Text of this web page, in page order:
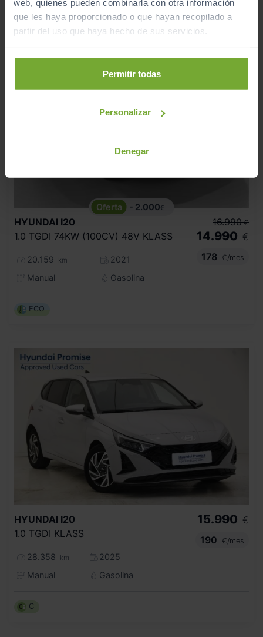
web, quienes pueden combinarla con otra información
que les haya proporcionado o que hayan recopilado a
partir del uso que haya hecho de sus servicios.
Permitir todas
Personalizar
Denegar
- 2.000€
HYUNDAI I20
1.0 TGDI 74KW (100CV) 48V KLASS
20.159 km
2021
Manual
Gasolina
16.990 €
14.990 €
178
€/mes
ECO
HYUNDAI I20
1.0 TGDI KLASS
28.358 km
2025
Manual
Gasolina
15.990 €
190
€/mes
C